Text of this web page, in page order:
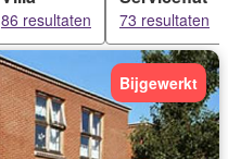
86 resultaten 73 resultaten
Bijgewerkt